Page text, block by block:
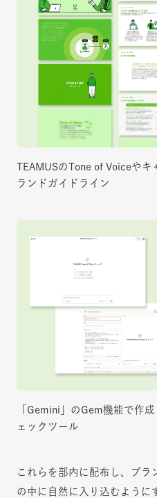
TEAMUSのTone of Voiceや
ランドガイドライン
「Gemini」のGem機能で作
ェックツール
これらを部内に配布し、ブラ
の中に自然に入り込むように